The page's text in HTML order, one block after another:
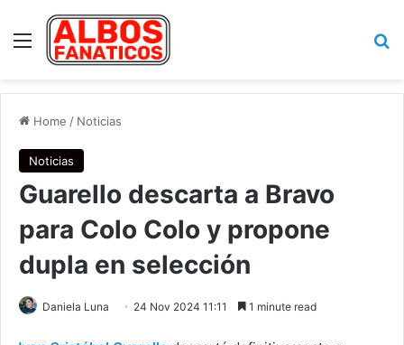
Menu
Home / Noticias
Noticias
Guarello descarta a Bravo
para Colo Colo y propone
dupla en selección
Daniela Luna 24 Nov 2024 11:11 1 minute read